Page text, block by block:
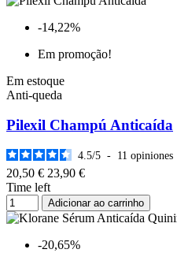
-14,22%
Em promoção!
Em estoque
Anti-queda
Pilexil Champú Anticaída
4.5/5 - 11 opiniones
20,50 € 23,90 €
Time left
Adicionar ao carrinho
-20,65%